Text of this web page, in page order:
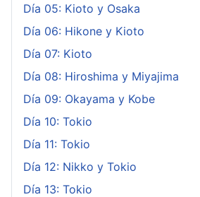
Día 05: Kioto y Osaka
Día 06: Hikone y Kioto
Día 07: Kioto
Día 08: Hiroshima y Miyajima
Día 09: Okayama y Kobe
Día 10: Tokio
Día 11: Tokio
Día 12: Nikko y Tokio
Día 13: Tokio